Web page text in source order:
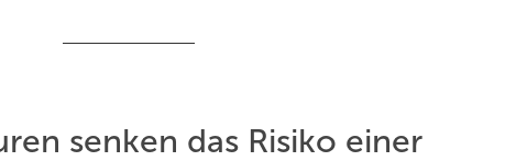
senken das Risiko einer